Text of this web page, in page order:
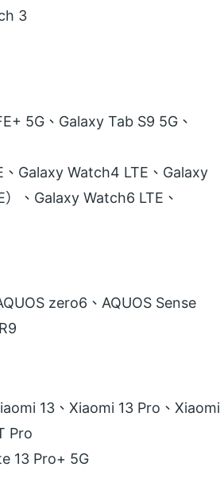
3
5G、Galaxy Tab S9 5G、
Galaxy Watch4 LTE、Galaxy
、Galaxy Watch6 LTE、
zero6、AQUOS Sense
13、Xiaomi 13 Pro、Xiaomi
Pro
13 Pro+ 5G